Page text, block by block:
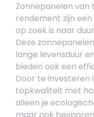
Zonnepanelen
rendement zijn
op zoek is naar
Deze
lange levensduur
bieden ook een
Door te investeren
topkwaliteit met
alleen je